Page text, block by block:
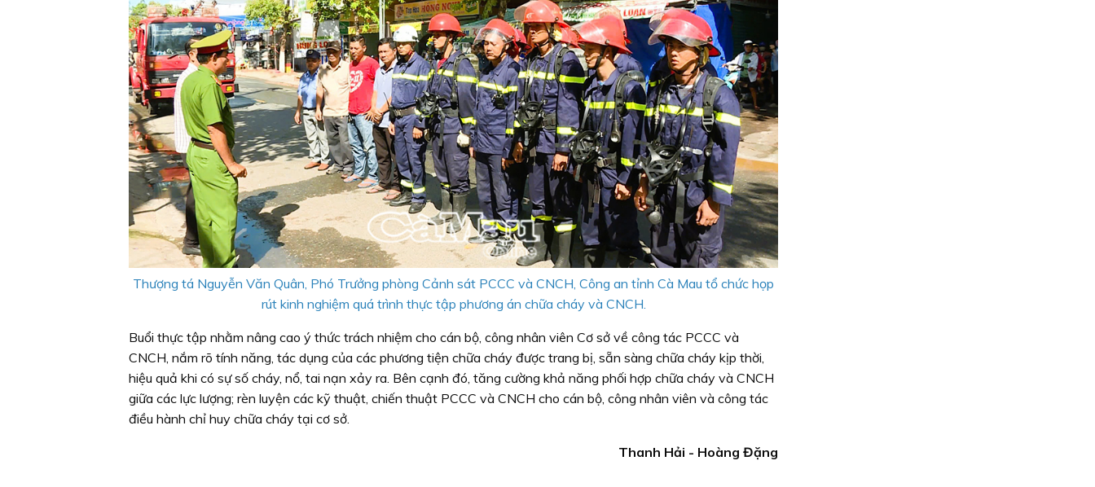
Thượng tá Nguyễn Văn Quân, Phó Trưởng phòng Cảnh sát PCCC và CNCH, Công an tỉnh Cà Mau tổ chức họp
rút kinh nghiệm quá trình thực tập phương án chữa cháy và CNCH.
Buổi thực tập nhằm nâng cao ý thức trách nhiệm cho cán bộ, công nhân viên Cơ sở về công tác PCCC và
CNCH, nắm rõ tính năng, tác dụng của các phương tiện chữa cháy được trang bị, sẵn sàng chữa cháy kịp thời,
hiệu quả khi có sự số cháy, nổ, tai nạn xảy ra. Bên cạnh đó, tăng cường khả năng phối hợp chữa cháy và CNCH
giữa các lực lượng; rèn luyện các kỹ thuật, chiến thuật PCCC và CNCH cho cán bộ, công nhân viên và công tác
điều hành chỉ huy chữa cháy tại cơ sở.
Thanh Hải - Hoàng Đặng